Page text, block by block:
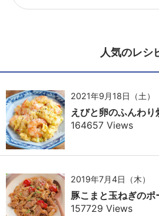
人気のレシ
2021年9月18日（土）
えびと卵のふんわり
164657 Views
2019年7月4日（木）
豚こまと玉ねぎのポ
157729 Views